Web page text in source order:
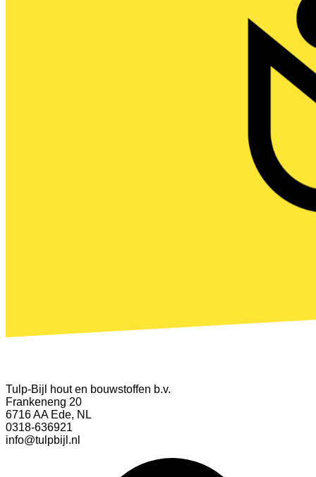
Tulp-Bijl hout en bouwstoffen b.v.
Frankeneng 20
6716 AA Ede, NL
0318-636921
info@tulpbijl.nl